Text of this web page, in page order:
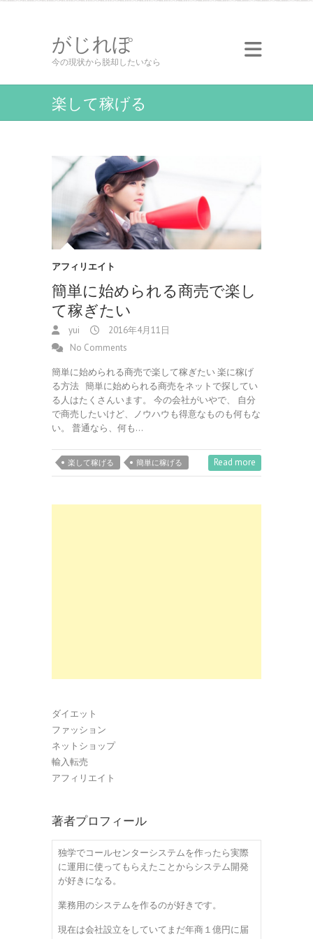
がじれぽ
今の現状から脱却したいなら
楽して稼げる
アフィリエイト
簡単に始められる商売で楽し
て稼ぎたい
yui
2016年4月11日
No Comments
簡単に始められる商売で楽して稼ぎたい 楽に稼げ
る方法 簡単に始められる商売をネットで探してい
る人はたくさんいます。 今の会社がいやで、 自分
で商売したいけど、ノウハウも得意なものも何もな
い。 普通なら、何も…
楽して稼げる 簡単に稼げる Read more
ダイエット
ファッション
ネットショップ
輸入転売
アフィリエイト
著者プロフィール
独学でコールセンターシステムを作ったら実際
に運用に使ってもらえたことからシステム開発
が好きになる。
業務用のシステムを作るのが好きです。
現在は会社設立をしていてまだ年商１億円に届